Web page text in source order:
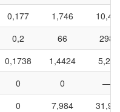
0,177 1,746
10,41
0,2 66
298
0,1738 1,4424
5,26
0 0
—
0 7,984
31,92